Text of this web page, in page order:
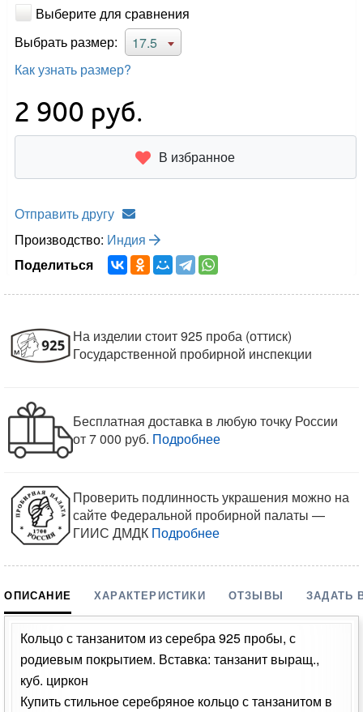
Выберите для сравнения
Выбрать размер:
17.5
Как узнать размер?
2 900 руб.
В избранное
Отправить другу
Производство: Индия
Поделиться
На изделии стоит 925 проба (оттиск)
Государственной пробирной инспекции
Бесплатная доставка в любую точку России
от 7 000 руб. Подробнее
Проверить подлинность украшения можно на
сайте Федеральной пробирной палаты —
ГИИС ДМДК Подробнее
ОПИСАНИЕ ХАРАКТЕРИСТИКИ ОТЗЫВЫ ЗАДАТЬ
Кольцо с танзанитом из серебра 925 пробы, с
родиевым покрытием. Вставка: танзанит выращ.,
куб. циркон
Купить стильное серебряное кольцо с танзанитом в